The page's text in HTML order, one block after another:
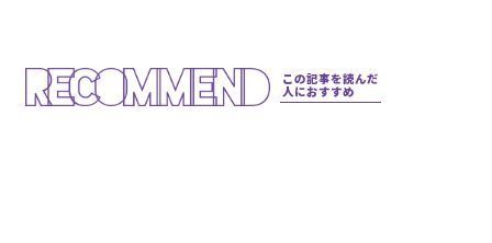
この記事を読んだ
人におすすめ